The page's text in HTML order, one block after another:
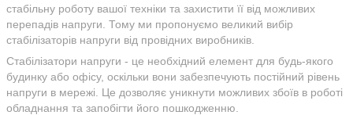
стабільну роботу вашої техніки та захистити її від можливих
перепадів напруги. Тому ми пропонуємо великий вибір
стабілізаторів напруги від провідних виробників.
Стабілізатори напруги - це необхідний елемент для будь-якого
будинку або офісу, оскільки вони забезпечують постійний рівень
напруги в мережі. Це дозволяє уникнути можливих збоїв в роботі
обладнання та запобігти його пошкодженню.